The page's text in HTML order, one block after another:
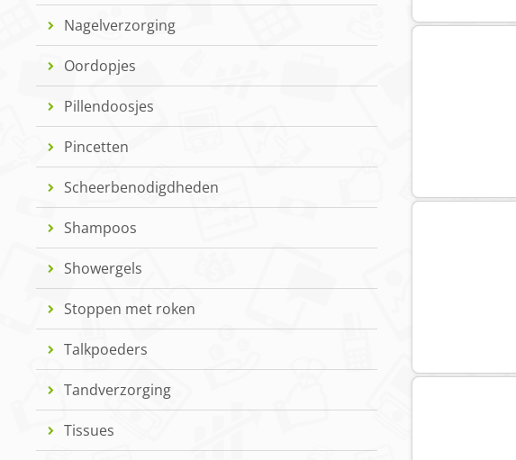
Nagelverzorging
Oordopjes
Pillendoosjes
Pincetten
Scheerbenodigdheden
Shampoos
Showergels
Stoppen met roken
Talkpoeders
Tandverzorging
Tissues